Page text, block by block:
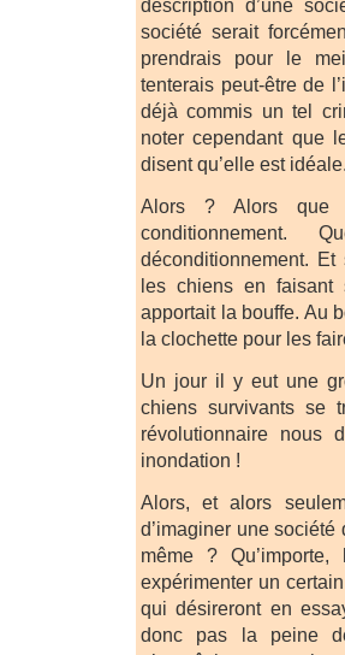
description d’une
société serait
prendrais pour le
tenterais peut-être de
déjà commis un tel
noter cependant que
disent qu’elle est
Alors ? Alors que
déconditionnement.
les chiens en faisant
apportait la bouffe. Au
la clochette pour les
Un jour il y eut une
chiens survivants se
révolutionnaire nous
inondation !
Alors, et alors
d’imaginer une
même ?
expérimenter un
qui désireront en
donc pas la peine